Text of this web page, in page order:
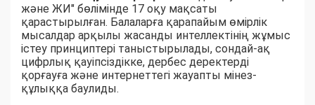
және ЖИ" бөлімінде 17 оқу мақсаты
қарастырылған. Балаларға қарапайым өмірлік
мысалдар арқылы жасанды интеллектінің жұмыс
істеу принциптері таныстырылады, сондай-ақ
цифрлық қауіпсіздікке, дербес деректерді
қорғауға және интернеттегі жауапты мінез-
құлыққа баулиды.